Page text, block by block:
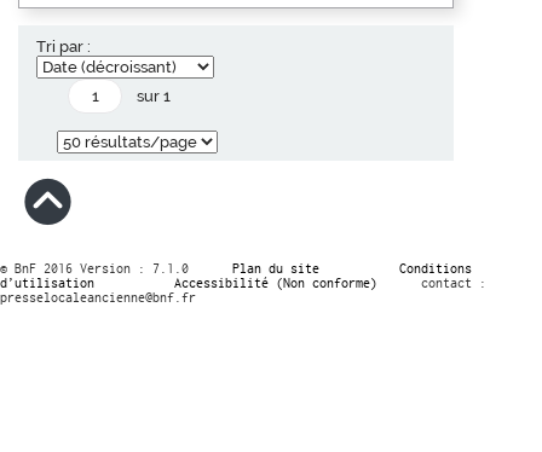
Tri par :
sur 1
© BnF 2016 Version : 7.1.0 Plan du site
Conditions
d’utilisation
Accessibilité (Non conforme)
contact :
presselocaleancienne@bnf.fr